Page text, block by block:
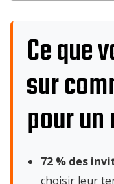
Ce que
sur
pour
72 % des
choisir leur